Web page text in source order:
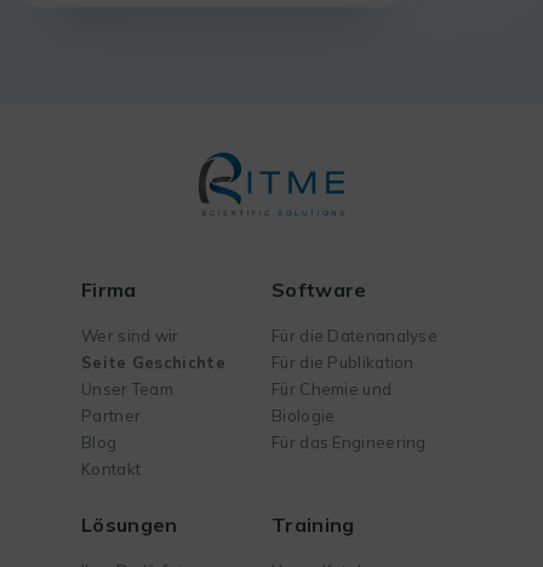
Firma
Wer sind wir
Seite Geschichte
Unser Team
Partner
Blog
Kontakt
Software
Für die Datenanalyse
Für die Publikation
Für Chemie und
Biologie
Für das Engineering
Lösungen Training